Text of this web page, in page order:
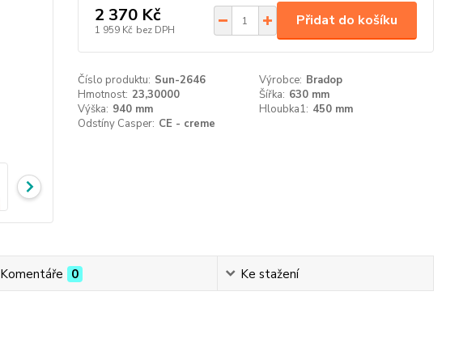
2 370 Kč
1 959 Kč bez DPH
Přidat do košíku
Číslo produktu: Sun-2646 Výrobce: Bradop
Hmotnost: 23,30000 Šířka: 630 mm
Výška: 940 mm Hloubka1: 450 mm
Odstíny Casper: CE - creme
Komentáře 0 Ke stažení